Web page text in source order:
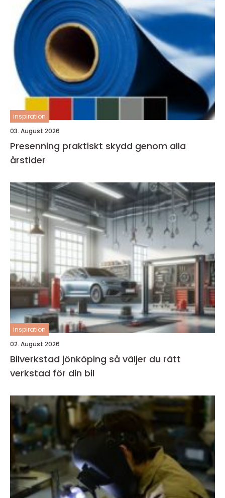
inspiration
03. August 2026
Presenning praktiskt skydd genom alla
årstider
inspiration
02. August 2026
Bilverkstad jönköping så väljer du rätt
verkstad för din bil